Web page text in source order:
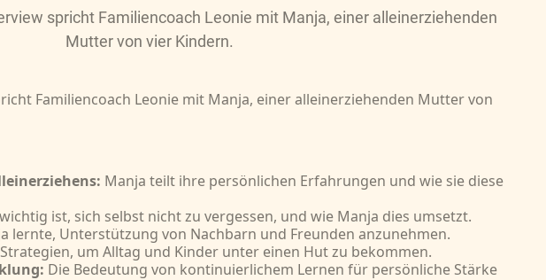
spricht Familiencoach Leonie mit Manja, einer alleinerziehenden
Mutter von vier Kindern.
Familiencoach Leonie mit Manja, einer alleinerziehenden Mutter von
Manja teilt ihre persönlichen Erfahrungen und wie sie diese
ist, sich selbst nicht zu vergessen, und wie Manja dies umsetzt.
lernte, Unterstützung von Nachbarn und Freunden anzunehmen.
um Alltag und Kinder unter einen Hut zu bekommen.
Die Bedeutung von kontinuierlichem Lernen für persönliche Stärke